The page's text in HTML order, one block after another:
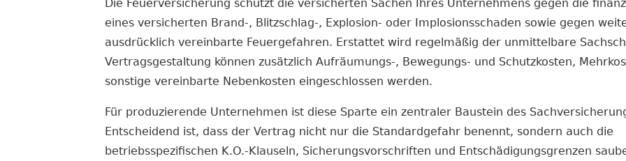
Die Feuer­versicherung schützt die versicherten Sachen Ihres Unternehmens gegen die
eines versicherten Brand-, Blitzschlag-, Explosion- oder Implosionsschaden sowie gegen
ausdrücklich vereinbarte Feuergefahren. Erstattet wird regelmäßig der unmittelbare
Vertrags­gestaltung können zusätzlich Aufräumungs-, Bewegungs- und Schutzkosten,
sonstige vereinbarte Nebenkosten eingeschlossen werden.
Für produzierende Unternehmen ist diese Sparte ein zentraler Baustein des
Entscheidend ist, dass der Vertrag nicht nur die Standardgefahr benennt, sondern auch die
betriebsspezifischen K.O.-Klauseln, Sicherungs­vorschriften und Entschädigungs­grenzen